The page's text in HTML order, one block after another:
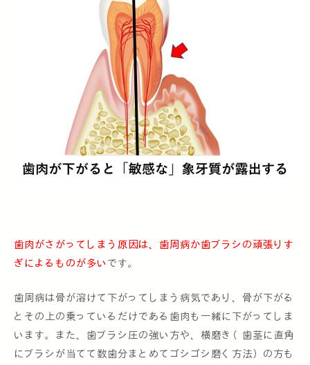
歯肉がさがってしまう原因は、歯周病か歯ブラシの頑張りす
ぎによるものが多いです。
歯周病は骨が溶けて下がってしまう病気であり、骨が下がる
とその上の乗っているだけである歯肉も一緒に下がってしま
います。また、歯ブラシ圧の強い方や、横磨き（歯茎に直角
にブラシが当てて数歯分まとめてゴシゴシ磨く方法）の方も